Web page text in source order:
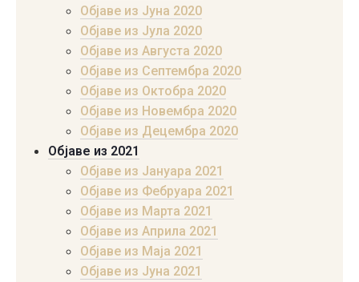
Објаве из Јуна 2020
Објаве из Јула 2020
Објаве из Августа 2020
Објаве из Септембра 2020
Објаве из Октобра 2020
Објаве из Новембра 2020
Објаве из Децембра 2020
Објаве из 2021
Објаве из Јануара 2021
Објаве из Фебруара 2021
Објаве из Марта 2021
Објаве из Априла 2021
Објаве из Маја 2021
Објаве из Јуна 2021